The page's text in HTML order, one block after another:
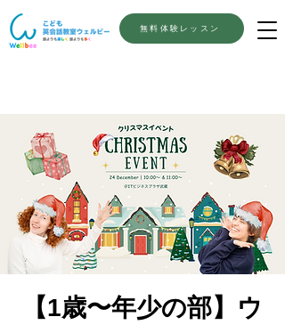
無料体験レッスン
【1歳〜年少の部】ウ